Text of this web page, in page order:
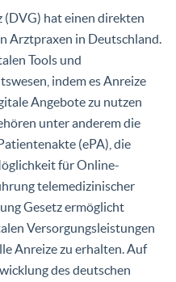
(DVG) hat einen direkten
Arztpraxen in Deutschland.
Tools und
indem es Anreize
Angebote zu nutzen
unter anderem die
(ePA), die
für Online-
telemedizinischer
Gesetz ermöglicht
Versorgungsleistungen
Anreize zu erhalten. Auf
des deutschen